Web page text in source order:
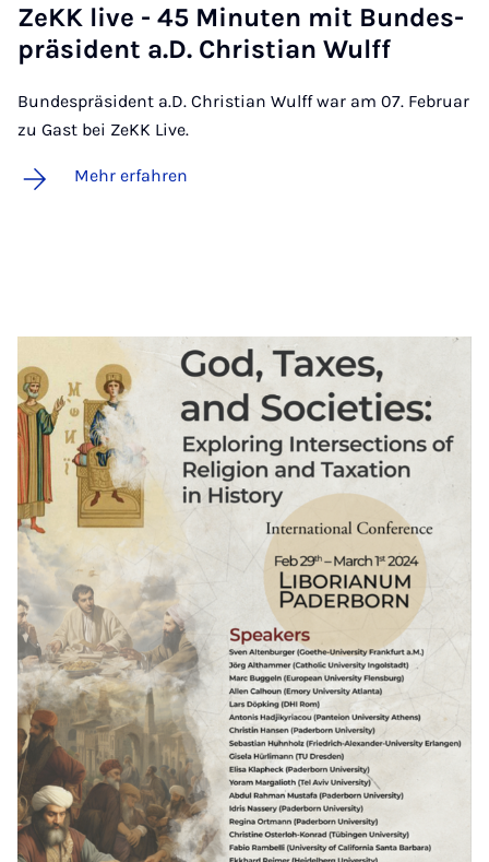
ZeKK live - 45 Mi­nu­ten mit Bun­des­
prä­si­dent a.D. Chris­ti­an Wulff
Bundespräsident a.D. Christian Wulff war am 07. Februar
zu Gast bei ZeKK Live.
Mehr erfahren